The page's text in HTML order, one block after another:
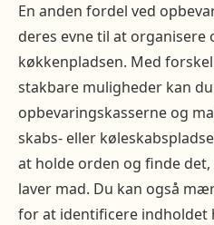
En anden fordel ved
deres evne til at organisere
køkkenpladsen. Med
stakbare muligheder kan
opbevaringskasserne og
skabs- eller
at holde orden og finde
laver mad. Du kan også
for at identificere indholdet